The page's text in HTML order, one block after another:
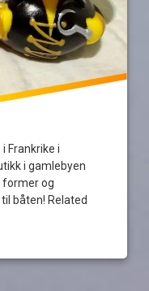
Frankrike i
i gamlebyen
former og
båten! Related